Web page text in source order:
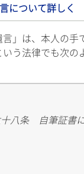
について詳しく
言」は、本人の
う法律でも次の
八条 自筆証書